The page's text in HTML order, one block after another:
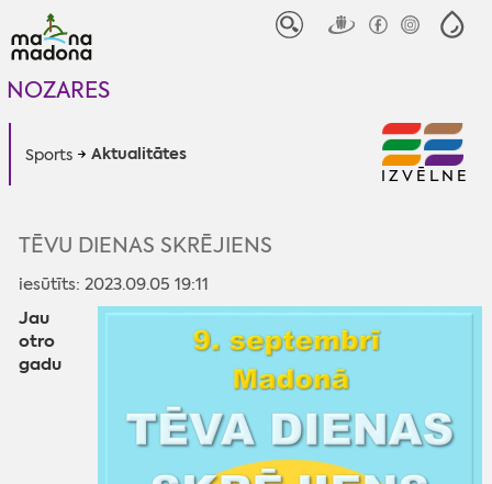
NOZARES
Sports Aktualitātes
IZVĒLNE
TĒVU DIENAS SKRĒJIENS
iesūtīts: 2023.09.05 19:11
Jau
otro
gadu